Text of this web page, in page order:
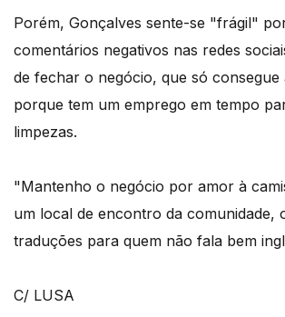
Porém, Gonçalves sente-se "frágil"
comentários negativos nas redes
de fechar o negócio, que só consegue
porque tem um emprego em tempo
limpezas.
"Mantenho o negócio por amor à
um local de encontro da comunidade,
traduções para quem não fala bem
C/ LUSA